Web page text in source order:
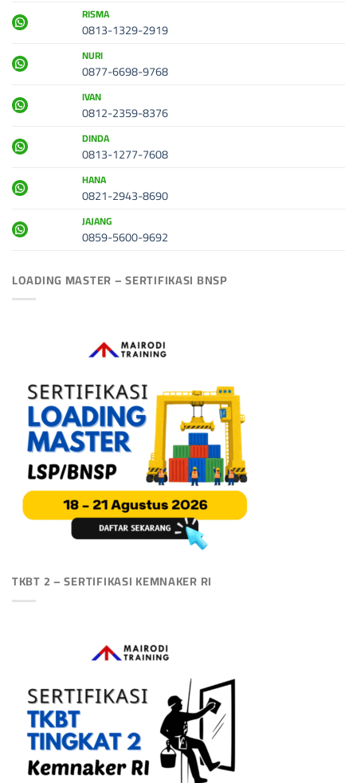
RISMA
0813-1329-2919
NURI
0877-6698-9768
IVAN
0812-2359-8376
DINDA
0813-1277-7608
HANA
0821-2943-8690
JAJANG
0859-5600-9692
LOADING MASTER – SERTIFIKASI BNSP
TKBT 2 – SERTIFIKASI KEMNAKER RI